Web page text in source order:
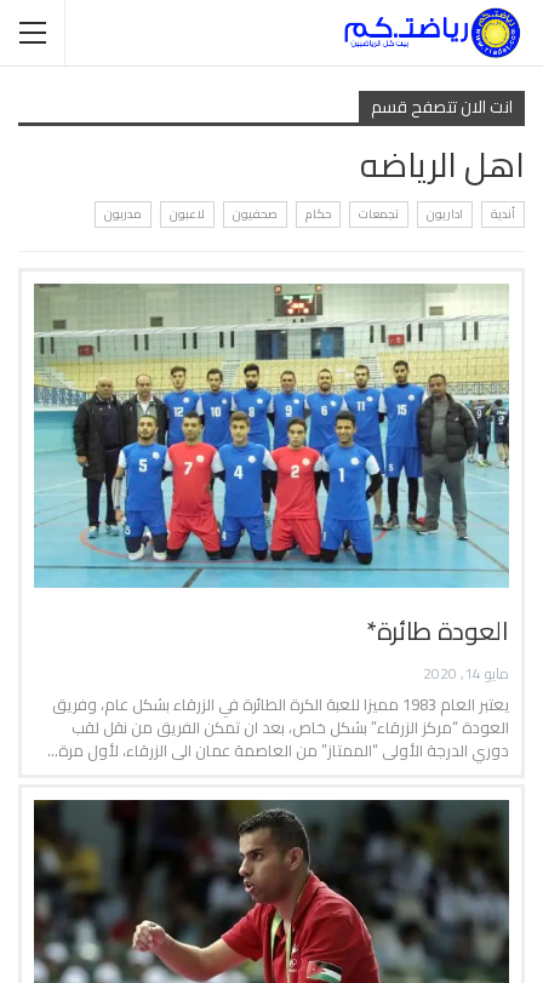
انت الان تتصفح قسم
اهل الرياضه
أندية اداريون تجمعات حكام صحفيون لاعبون مدربون
العودة طائرة*
مايو 14, 2020
يعتبر العام 1983 مميزا للعبة الكرة الطائرة في الزرقاء بشكل عام، وفريق
العودة “مركز الزرقاء” بشكل خاص، بعد ان تمكن الفريق من نقل لقب
دوري الدرجة الأولى “الممتاز” من العاصمة عمان الى الزرقاء، لأول مرة…